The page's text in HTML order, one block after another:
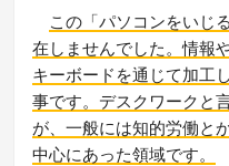
この「パソコンをいじ
在しませんでした。情報
キーボードを通じて加工
事です。デスクワークと
が、一般には知的労働と
中心にあった領域です。